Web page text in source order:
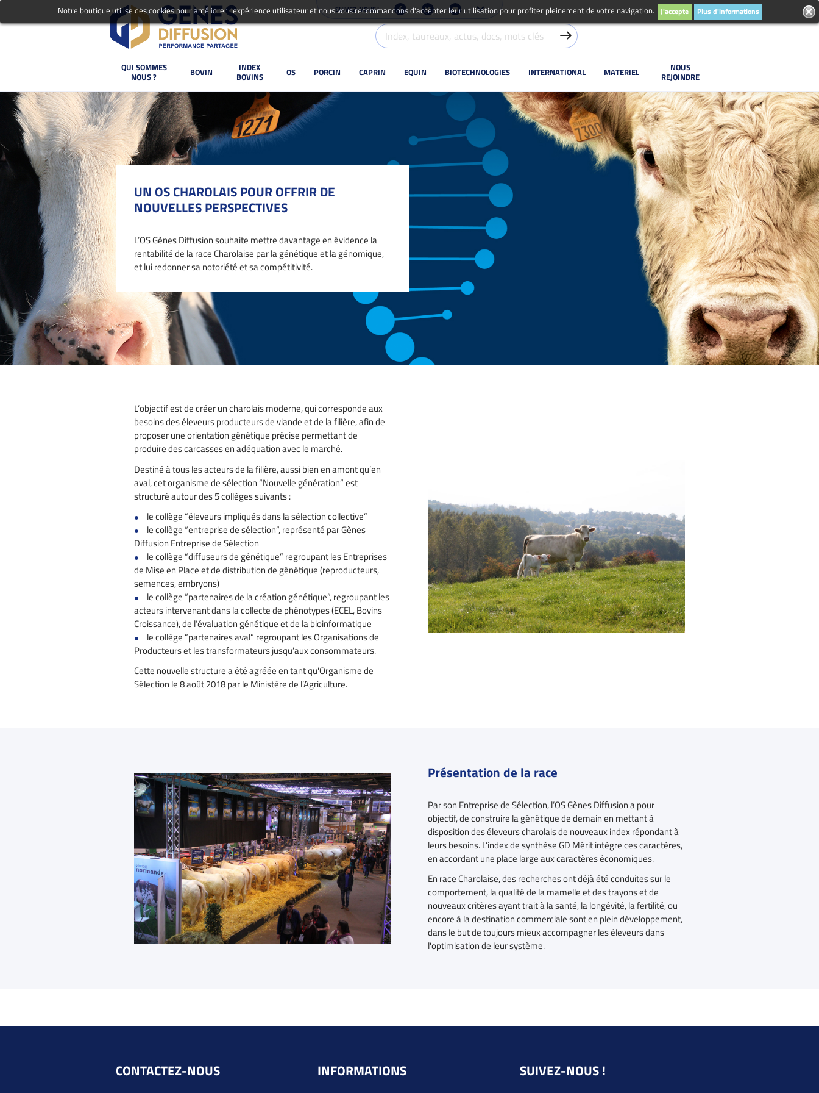
SUIVEZ-NOUS !
QUI SOMMES
NOUS ?
BOVIN
INDEX
BOVINS
OS PORCIN CAPRIN EQUIN BIOTECHNOLOGIES INTERNATIONAL MATERIEL
NOUS
REJOINDRE
UN OS CHAROLAIS POUR OFFRIR DE
NOUVELLES PERSPECTIVES
L’OS Gènes Diffusion souhaite mettre davantage en évidence la
rentabilité de la race Charolaise par la génétique et la génomique,
et lui redonner sa notoriété et sa compétitivité.
L’objectif est de créer un charolais moderne, qui corresponde aux
besoins des éleveurs producteurs de viande et de la filière, afin de
proposer une orientation génétique précise permettant de
produire des carcasses en adéquation avec le marché.
Destiné à tous les acteurs de la filière, aussi bien en amont qu’en
aval, cet organisme de sélection “Nouvelle génération” est
structuré autour des 5 collèges suivants :
le collège “éleveurs impliqués dans la sélection collective”
le collège “entreprise de sélection”, représenté par Gènes
Diffusion Entreprise de Sélection
le collège “diffuseurs de génétique” regroupant les Entreprises
de Mise en Place et de distribution de génétique (reproducteurs,
semences, embryons)
le collège “partenaires de la création génétique”, regroupant les
acteurs intervenant dans la collecte de phénotypes (ECEL, Bovins
Croissance), de l’évaluation génétique et de la bioinformatique
le collège ”partenaires aval” regroupant les Organisations de
Producteurs et les transformateurs jusqu’aux consommateurs.
Cette nouvelle structure a été agréée en tant qu'Organisme de
Sélection le 8 août 2018 par le Ministère de l’Agriculture.
Présentation de la race
Par son Entreprise de Sélection, l’OS Gènes Diffusion a pour
objectif, de construire la génétique de demain en mettant à
disposition des éleveurs charolais de nouveaux index répondant à
leurs besoins. L’index de synthèse GD Mérit intègre ces caractères,
en accordant une place large aux caractères économiques.
En race Charolaise, des recherches ont déjà été conduites sur le
comportement, la qualité de la mamelle et des trayons et de
nouveaux critères ayant trait à la santé, la longévité, la fertilité, ou
encore à la destination commerciale sont en plein développement,
dans le but de toujours mieux accompagner les éleveurs dans
l'optimisation de leur système.
CONTACTEZ-NOUS INFORMATIONS SUIVEZ-NOUS !
Notre boutique utilise des cookies pour améliorer l'expérience utilisateur et nous vous recommandons d'accepter leur utilisation pour profiter pleinement de votre navigation. J'accepte Plus d'informations